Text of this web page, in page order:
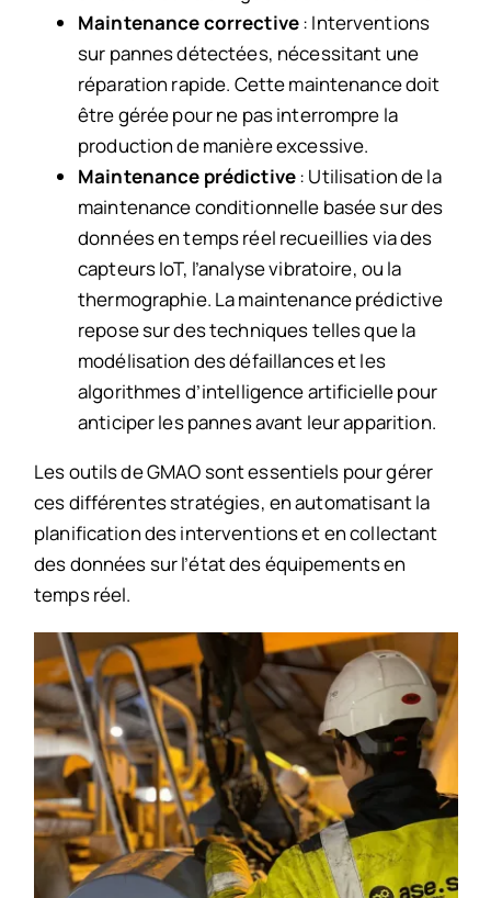
Maintenance corrective: Interventions
sur pannes détectées, nécessitant une
réparation rapide. Cette maintenance doit
être gérée pour ne pas interrompre la
production de manière excessive.
Maintenance prédictive: Utilisation de la
maintenance conditionnelle basée sur des
données en temps réel recueillies via des
capteurs IoT, l’analyse vibratoire, ou la
thermographie. La maintenance prédictive
repose sur des techniques telles que la
modélisation des défaillances et les
algorithmes d’intelligence artificielle pour
anticiper les pannes avant leur apparition.
Les outils de GMAO sont essentiels pour gérer
ces différentes stratégies, en automatisant la
planification des interventions et en collectant
des données sur l’état des équipements en
temps réel.